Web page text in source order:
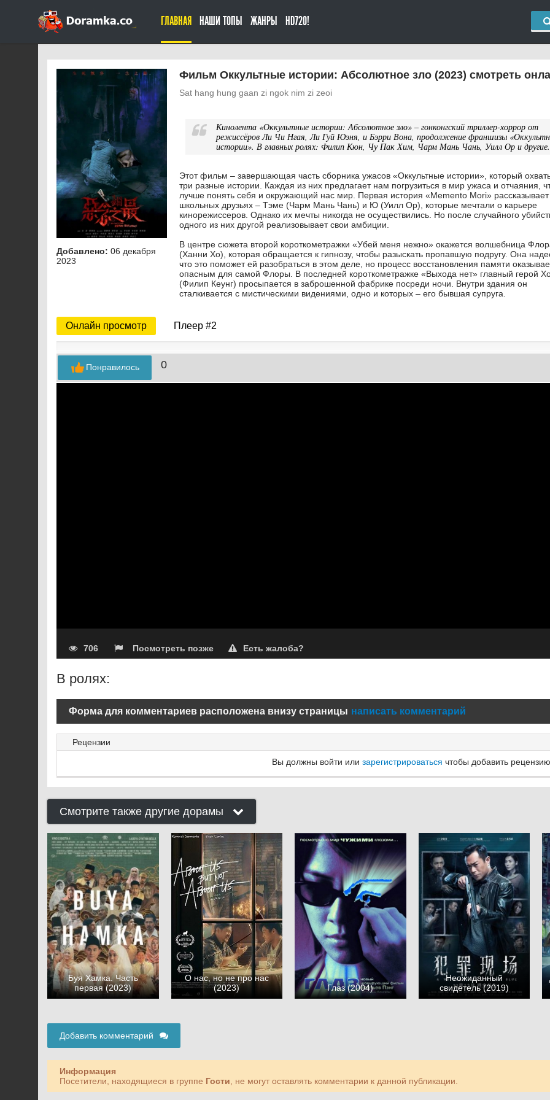
ГЛАВНАЯ НАШИ ТОПЫ ЖАНРЫ HD720!
Фильм Оккультные истории: Абсолютное зло (2023) смотреть
Sat hang hung gaan zi ngok nim zi zeoi
Кинолента «Оккультные истории: Абсолютное зло» – гонконгский триллер-хоррор от
режиссёров Ли Чи Нгая, Ли Гуй Юэня, и Бэрри Вона, продолжение франшизы
истории». В главных ролях: Филип Кюн, Чу Пак Хим, Чарм Мань Чань, Уилл Ор и другие.
Этот фильм – завершающая часть сборника ужасов «Оккультные истории», который
три разные истории. Каждая из них предлагает нам погрузиться в мир ужаса и отчаяния,
лучше понять себя и окружающий нас мир. Первая история «Memento Mori» рассказывает
школьных друзьях – Тэме (Чарм Мань Чань) и Ю (Уилл Ор), которые мечтали о карьере
кинорежиссеров. Однако их мечты никогда не осуществились. Но после случайного
одного из них другой реализовывает свои амбиции.
В центре сюжета второй короткометражки «Убей меня нежно» окажется волшебница
(Ханни Хо), которая обращается к гипнозу, чтобы разыскать пропавшую подругу. Она
что это поможет ей разобраться в этом деле, но процесс восстановления памяти
опасным для самой Флоры. В последней короткометражке «Выхода нет» главный герой
(Филип Кеунг) просыпается в заброшенной фабрике посреди ночи. Внутри здания он
сталкивается с мистическими видениями, одно и которых – его бывшая супруга.
Добавлено: 06 декабря
2023
Онлайн просмотр Плеер #2
0
Понравилось
706 Посмотреть позже Есть жалоба?
В ролях:
Форма для комментариев расположена внизу страницы написать комментарий
Рецензии
Вы должны войти или зарегистрироваться чтобы добавить рецензию.
Смотрите также другие дорамы
Буя Хамка. Часть
первая (2023)
О нас, но не про нас
(2023)
Глаз (2004)
Неожиданный
свидетель (2019)
Добавить комментарий
Информация
Посетители, находящиеся в группе Гости , не могут оставлять комментарии к данной публикации.